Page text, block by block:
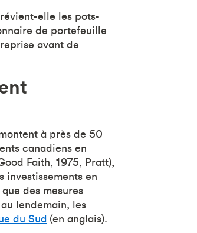
elle les pots-
de portefeuille
avant de
à près de 50
canadiens en
Faith, 1975, Pratt),
investissements en
des mesures
lendemain, les
du Sud (en anglais).